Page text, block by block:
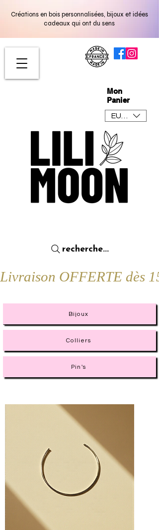
Créations en bois personnalisées, bijoux et idées
cadeaux qui ont du sens
Mon
Panier
EUR (€)
recherche...
Livraison OFFERTE dès
Bijoux
Colliers
Pin's